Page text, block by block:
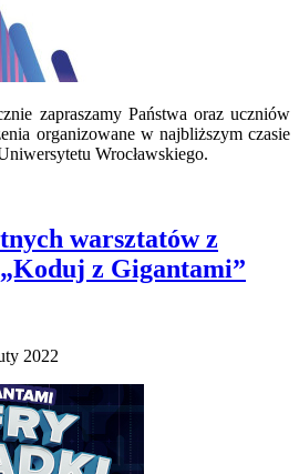
zapraszamy Państwa oraz uczniów
organizowane w najbliższym czasie
Wrocławskiego.
warsztatów z
z Gigantami”
2022